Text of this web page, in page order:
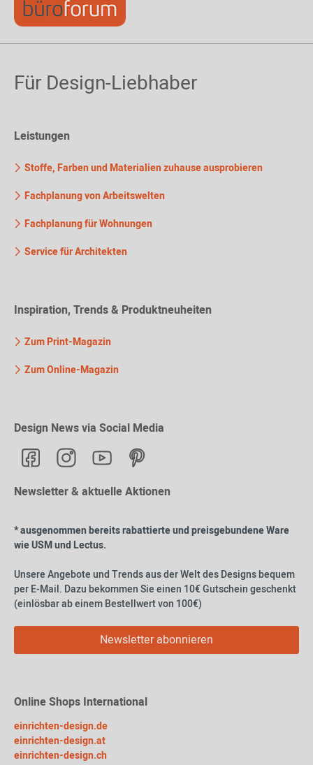
Für Design-Liebhaber
Leistungen
Stoffe, Farben und Materialien zuhause ausprobieren
Fachplanung von Arbeitswelten
Fachplanung für Wohnungen
Service für Architekten
Inspiration, Trends & Produktneuheiten
Zum Print-Magazin
Zum Online-Magazin
Design News via Social Media
Newsletter & aktuelle Aktionen
* ausgenommen bereits rabattierte und preisgebundene Ware
wie USM und Lectus.
Unsere Angebote und Trends aus der Welt des Designs bequem
per E-Mail. Dazu bekommen Sie einen 10€ Gutschein geschenkt
(einlösbar ab einem Bestellwert von 100€)
Newsletter abonnieren
Online Shops International
einrichten-design.de
einrichten-design.at
einrichten-design.ch